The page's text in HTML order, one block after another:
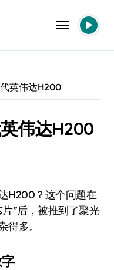
英伟达H200
伟达H200
”后，被推到了聚光
得多。